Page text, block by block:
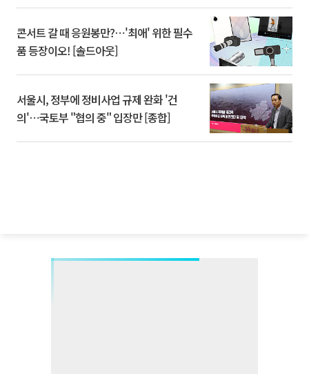
콘서트 갈 때 응원봉만?⋯'최애' 위한 필수
품 등장이오! [솔드아웃]
서울시, 정부에 정비사업 규제 완화 '건
의'⋯국토부 "협의 중" 입장만 [종합]